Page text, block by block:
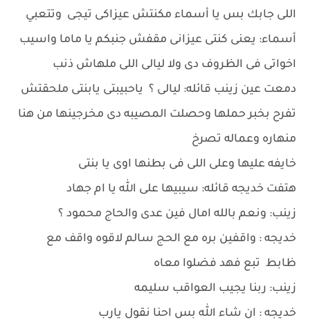
اللى جابك بس يا أسماء مكنتش عيزاكى تيجى وتتعبي
أسماء: يعنى كنتى عيزانى مقفش جنبكم يا ماما واسيب
اخواتى فى الظروف دى ولا ليالى اللى ملهاش ذنب
دمعت عين زينب قائله: ليالى ؟ ياحبيبتى يابنتى ملحقتش
تفرح بخبر حملها وحصلت المصيبه دى مخرجينها من هنا
منهاره وعماله تصرخ
خايفه عليها وعلى اللى فى بطنها اوى يا بنتى
هتفت خديجه قائله: سيبيها على الله يا ام جهاد
زينب: ونعم بالله امال فين عدى والحاج محمود ؟
خديجه : واقفين بره مع الحج سالم لاقوه واقف مع
ظابط تبع فهد فضلوا معاه
زينب: ربنا يجيب العواقب سليمه
خديجه : ان شاء الله بس احنا نقول يارب